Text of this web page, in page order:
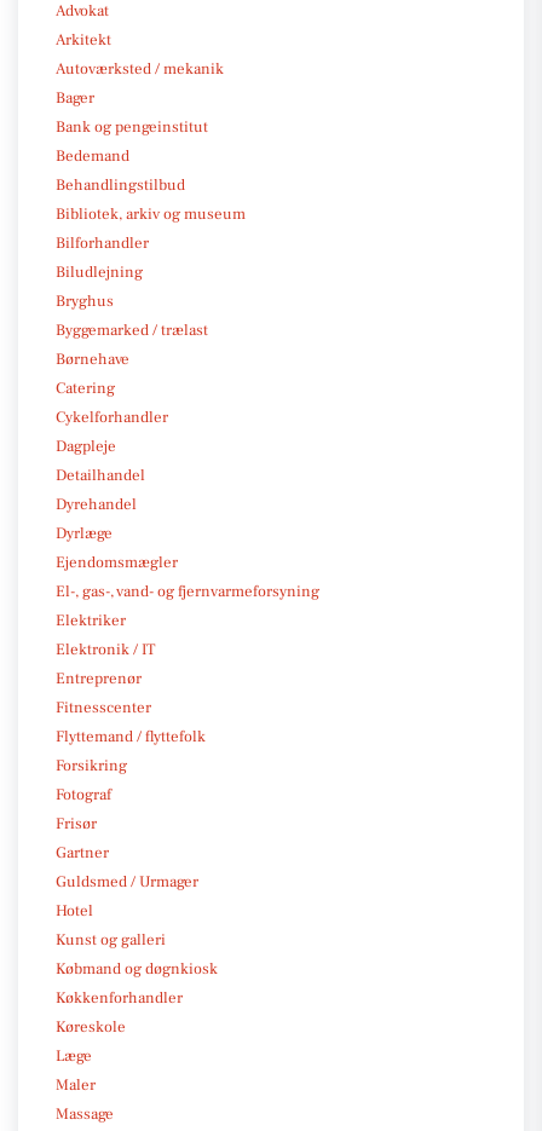
Advokat
Arkitekt
Autoværksted / mekanik
Bager
Bank og pengeinstitut
Bedemand
Behandlingstilbud
Bibliotek, arkiv og museum
Bilforhandler
Biludlejning
Bryghus
Byggemarked / trælast
Børnehave
Catering
Cykelforhandler
Dagpleje
Detailhandel
Dyrehandel
Dyrlæge
Ejendomsmægler
El-, gas-, vand- og fjernvarmeforsyning
Elektriker
Elektronik / IT
Entreprenør
Fitnesscenter
Flyttemand / flyttefolk
Forsikring
Fotograf
Frisør
Gartner
Guldsmed / Urmager
Hotel
Kunst og galleri
Købmand og døgnkiosk
Køkkenforhandler
Køreskole
Læge
Maler
Massage